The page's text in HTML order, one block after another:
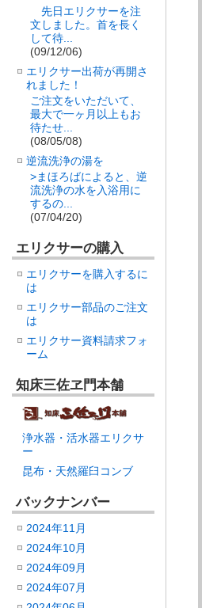
先日エリクサーを注
文しました。首を長く
して待...
(09/12/06)
エリクサー出荷が再開さ
れました！
ご注文をいただいて、
最大で一ヶ月以上もお
待たせ...
(08/05/08)
逆流洗浄の湯を
>まほろばによると、逆
流洗浄の水を入浴用に
するの...
(07/04/20)
エリクサーの購入
エリクサーを購入するに
は
エリクサー部品のご注文
は
エリクサー資料請求フォ
ーム
知床三佐ヱ門本舗
浄水器・活水器エリクサ
ー
昆布・天然羅臼コンブ
バックナンバー
2024年11月
2024年10月
2024年09月
2024年07月